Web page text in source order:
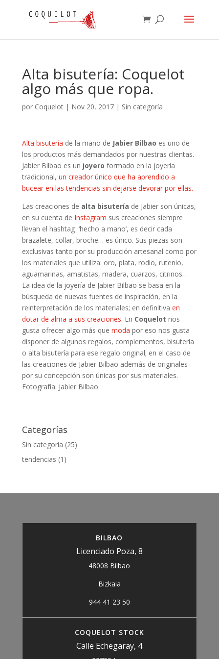
Alta bisutería: Coquelot
algo más que ropa.
por Coquelot| Nov 20, 2017| Sin categoría
Alta bisutería de la mano de Jabier Bilbao es uno de
los productos más demandados por nuestras clientas.
Jabier Bilbao es un joyero formado en la joyería
tradicional, un creador único que ha aprendido a
bucear en las tendencias sin dejarse devorar por ellas.
Las creaciones de alta bisutería de Jabier son únicas,
en su cuenta de Instagram sus creaciones siempre
llevan el hashtag ‘hecho a mano’, es decir cada
brazalete, collar, broche… es único. Sus piezas son
exclusivas tanto por su producción artesanal como por
los materiales que utiliza: oro, plata, rodio, rutenio,
aguamarinas, amatistas, madera, cuarzos, citrinos…
La idea de la joyería de Jabier Bilbao se basa en la
búsqueda de nuevas fuentes de inspiración, en la
reinterpretación de los materiales; en definitiva en
dotar de alma a sus creaciones. En Coquelot nos
gusta ofrecer algo más que moda por eso nos gusta
disponer de algunos regalos, complementos, bisutería
o alta bisutería para ese regalo original; en el caso de
las creaciones de Jabier Bilbao además de originales
por su concepción son únicas por sus materiales.
Fotografía: Jabier Bilbao.
Categorías
Sin categoría (25)
tendencias (1)
BILBAO
Licenciado Poza, 8
48008 Bilbao
Bizkaia
944 41 23 50
COQUELOT STOCK
Calle Echegaray, 4